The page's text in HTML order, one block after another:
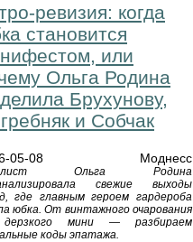
ревизия: когда
становится
или
Ольга Родина
Брухунову,
и Собчак
05-08 Моднесс
Ольга Родина
свежие выходы
где главным героем гардероба
юбка. От винтажного очарования
мини — разбираем
коды эпатажа.